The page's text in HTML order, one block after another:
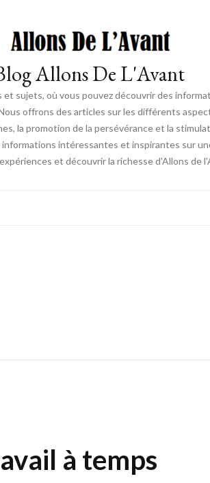
Allons De L'Avant
sujets, où vous pouvez découvrir des
offrons des articles sur les différents
la promotion de la persévérance et la
intéressantes et inspirantes sur
et découvrir la richesse d'Allons de
à temps